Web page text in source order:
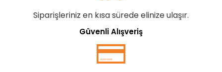
Siparişleriniz en kısa sürede elinize ulaşır.
Güvenli Alışveriş